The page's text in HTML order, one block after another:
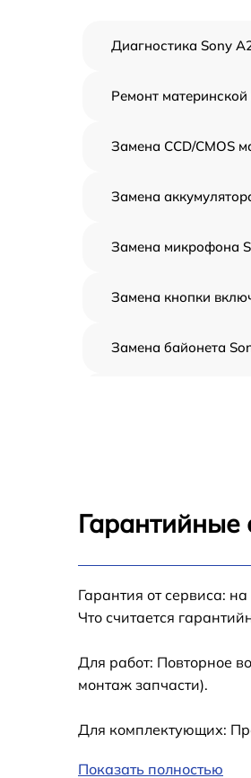
Диагностика Sony
Ремонт
Замена CCD/CMOS
Замена
Замена микрофона
Замена кнопки
Замена байонета
Замена затвора
Гарантийные
Гарантия от сервиса:
Что считается
Для работ: Повторное
монтаж запчасти).
Для комплектующих:
Показать полностью